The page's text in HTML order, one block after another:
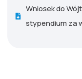
Wniosek do
stypendium za